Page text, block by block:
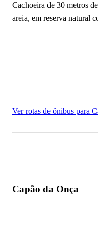
Cachoeira da
Cachoeira de 30 metros
areia, em reserva natural
Ver rotas de ônibus para
Capão da Onça